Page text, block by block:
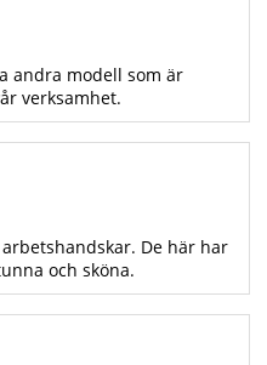
andra modell som är
verksamhet.
De här har
och sköna.